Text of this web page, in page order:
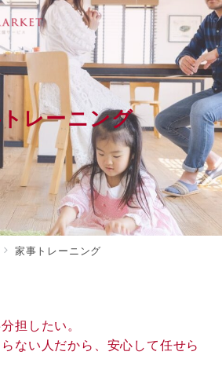
トレーニング
家事トレーニング
担したい。
らない人だから、安心して任せら